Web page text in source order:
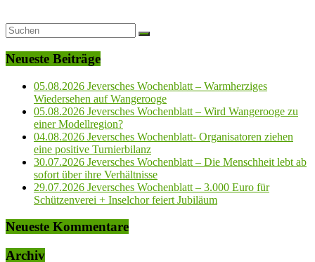
Neueste Beiträge
05.08.2026 Jeversches Wochenblatt – Warmherziges
Wiedersehen auf Wangerooge
05.08.2026 Jeversches Wochenblatt – Wird Wangerooge zu
einer Modellregion?
04.08.2026 Jeversches Wochenblatt- Organisatoren ziehen
eine positive Turnierbilanz
30.07.2026 Jeversches Wochenblatt – Die Menschheit lebt ab
sofort über ihre Verhältnisse
29.07.2026 Jeversches Wochenblatt – 3.000 Euro für
Schützenverei + Inselchor feiert Jubiläum
Neueste Kommentare
Archiv